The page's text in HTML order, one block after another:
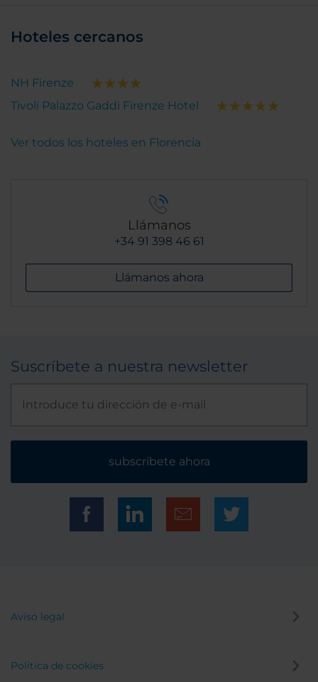
Hoteles cercanos
NH Firenze
Tivoli Palazzo Gaddi Firenze Hotel
Ver todos los hoteles en Florencia
Llámanos
+34 91 398 46 61
Llámanos ahora
Suscríbete a nuestra newsletter
subscríbete ahora
Aviso legal
Política de cookies